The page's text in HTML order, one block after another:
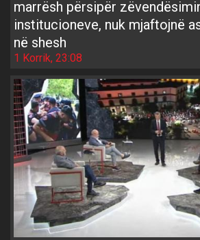
marrësh përsipër
institucioneve, nuk mjaftojnë
në shesh
1 Korrik, 23:08